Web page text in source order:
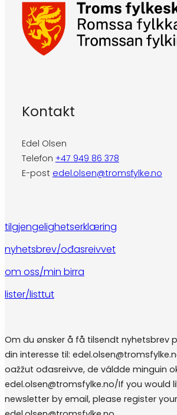
Kontakt
Edel Olsen
Telefon +47 949 86 378
E-post edel.olsen@tromsfylke.no
tilgjengelighetserklæring
nyhetsbrev/ođasreivvet
om oss/min birra
lister/listtut
Om du ønsker å få tilsendt nyhetsbrev
din interesse til:
oažžut ođasreivve, de váldde minguin
edel.olsen@tromsfylke.no/If you would
newsletter by email, please register